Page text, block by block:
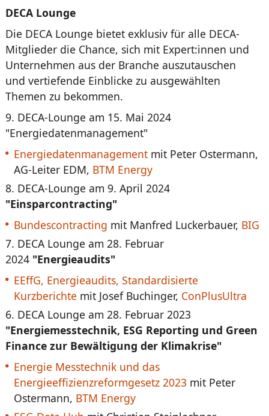
DECA Lounge
Die DECA Lounge bietet exklusiv für alle DECA-
Mitglieder die Chance, sich mit Expert:innen und
Unternehmen aus der Branche auszutauschen
und vertiefende Einblicke zu ausgewählten
Themen zu bekommen.
9. DECA-Lounge am 15. Mai 2024
"Energiedatenmanagement"
Energiedatenmanagementmit Peter Ostermann,
AG-Leiter EDM, BTM Energy
8. DECA-Lounge am 9. April 2024
"Einsparcontracting"
Bundescontracting mit Manfred Luckerbauer, BIG
7. DECA Lounge am 28. Februar
2024 "Energieaudits"
EEffG, Energieaudits, Standardisierte
Kurzberichte mit Josef Buchinger, ConPlusUltra
6. DECA Lounge am 28. Februar 2023
"Energiemesstechnik, ESG Reporting und Green
Finance zur Bewältigung der Klimakrise"
Energie Messtechnik und das
Energieeffizienzreformgesetz 2023 mit Peter
Ostermann, BTM Energy